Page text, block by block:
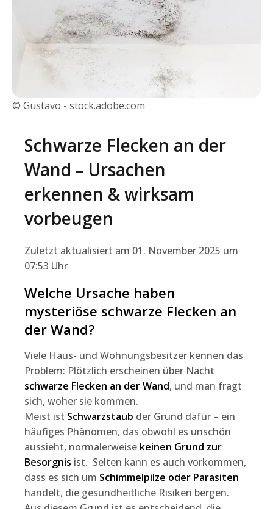
© Gustavo - stock.adobe.com
Schwarze Flecken an der
Wand – Ursachen
erkennen & wirksam
vorbeugen
Zuletzt aktualisiert am 01. November 2025 um
07:53 Uhr
Welche Ursache haben
mysteriöse schwarze Flecken an
der Wand?
Viele Haus- und Wohnungsbesitzer kennen das
Problem: Plötzlich erscheinen über Nacht
schwarze Flecken an der Wand, und man fragt
sich, woher sie kommen.
Meist ist Schwarzstaub der Grund dafür – ein
häufiges Phänomen, das obwohl es unschön
aussieht, normalerweise keinen Grund zur
Besorgnis ist. Selten kann es auch vorkommen,
dass es sich um Schimmelpilze oder Parasiten
handelt, die gesundheitliche Risiken bergen.